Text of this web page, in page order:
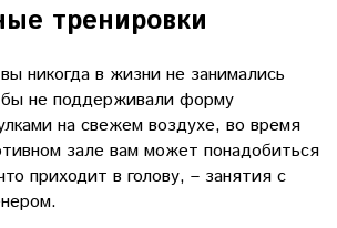
тренировки
никогда в жизни не занимались
не поддерживали форму
на свежем воздухе, во время
зале вам может понадобиться
приходит в голову, – занятия с